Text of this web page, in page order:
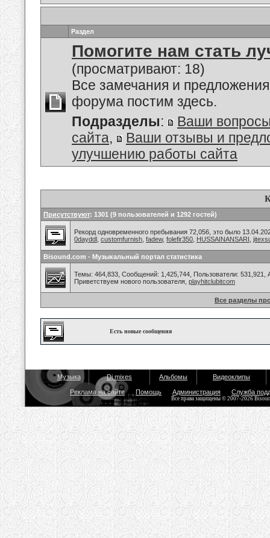
Раздел
Помогите нам стать
(просматривают: 18)
Все замечания и
форума постим здесь.
Подразделы:
Ваши
сайта,
Ваши отзывы и
улучшению работы сайта
Присутствуют: 1301 (9 пользователей и 1292 гостей)
Рекорд одновременного пребывания 72,056, это было
0dayddl customfurnish fadew, folefir350 HUSSAINANSARI
Bisound.com - Музыкальный портал статистика
Темы: 464,833, Сообщений: 1,425,744, Пользователи: 531,921,
Приветствуем нового пользователя, playhitclubitcom
Все разделы
Есть новые сообщения
Музыка Dj mixes Альбомы Видеоклипы
Реклама на сайте Помощь Администрация Служба
Все права защищены © 2007-2026